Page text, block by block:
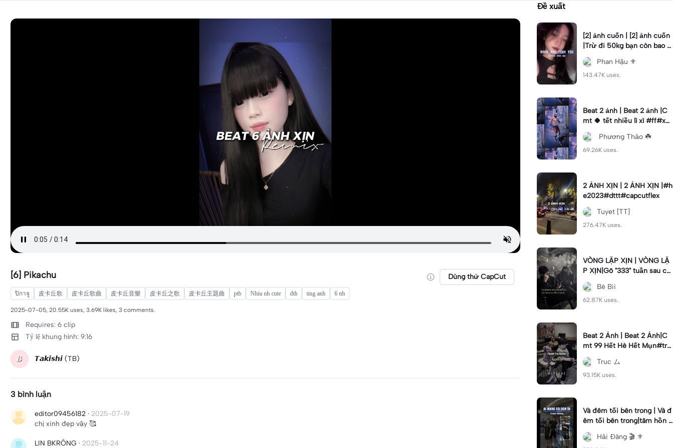
[6] Pikachu Dùng thử CapCut
ปิกาจู 皮卡丘歌 皮卡丘歌曲 皮卡丘音樂 皮卡丘之歌 皮卡丘主題曲 ptb Nhiu nh cute dth ting anh 6 nh
2025-07-05, 20.55K uses, 3.69K likes, 3 comments.
Requires: 6 clip
Tỷ lệ khung hình: 9:16
𝙏𝙖𝙠𝙞𝙨𝙝𝙞 (TB)
3 bình luận
editor09456182 · 2025-07-19
chị xinh đẹp vậy 🥰
LIN BKRÔNG · 2025-11-24
Đề xuất
[2] ảnh cuốn | [2] ảnh cuốn
|Trừ đi 50kg bạn còn bao n
hiêu? #phanhau #beat #fy
p #xhPhan Hậu ⚜️
143.47K uses.
Beat 2 ảnh | Beat 2 ảnh |C
mt 🍀 tết nhiều lì xì #ff#xh
#tetmaiman#kimhoa#nvk1
8
ㅤ Phương Thảo ☘️
69.26K uses.
2 ẢNH XỊN | 2 ẢNH XỊN |#h
e2023#dttt#capcutflex
Tuyet [TT]
276.47K uses.
VÒNG LẶP XỊN | VÒNG LẶ
P XỊN|Gõ "333" tuần sau ca
o lên 2cm #2anh#vonglap
Bé Bii
62.87K uses.
Beat 2 Ảnh | Beat 2 Ảnh|C
mt 99 Hết Hè Hết Mụn#tru
c
Truc ム
93.15K uses.
Và đêm tối bên trong | Và đ
êm tối bên trong|tâm hồn t
ừng dòng suy nghĩ ta xa nha
u vì #haidang #xh
Hải Đăng 🎬 ⚜